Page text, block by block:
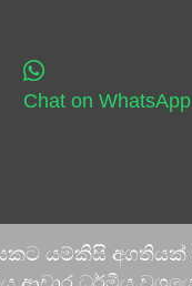
Chat on
යම්කිසි